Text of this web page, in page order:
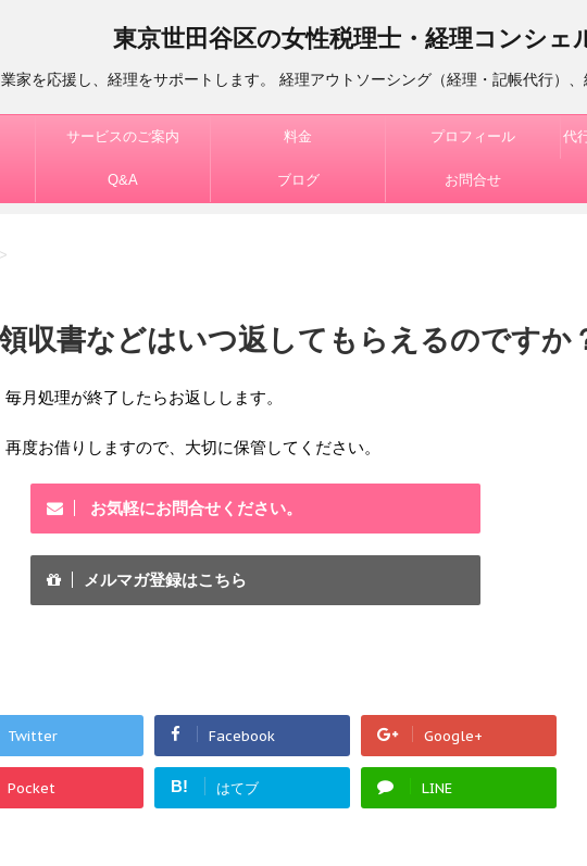
東京世田谷区の女性税理士・経理コンシェ
家を応援し、経理をサポートします。 経理アウトソーシング（経理・記帳代行）
サービスのご案内 料金 プロフィール 代
Q&A ブログ お問合せ
>
収書などはいつ返してもらえるのですか
月処理が終了したらお返しします。
度お借りしますので、大切に保管してください。
お気軽にお問合せください。
メルマガ登録はこちら
Twitter Facebook Google+
Pocket B! はてブ LINE